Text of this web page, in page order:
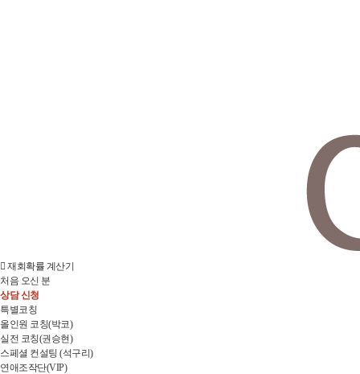
재회확률 계산기
처음 오신 분
상담 신청
특별코칭
올인원 코칭(박코)
실전 코칭(권승현)
스페셜 컨설팅 (석구리)
연애조작단(VIP)